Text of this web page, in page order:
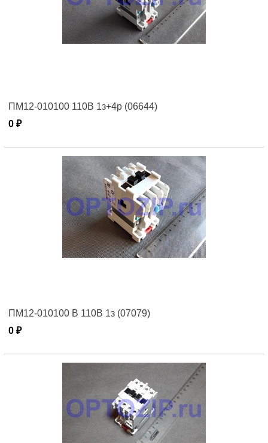
ПМ12-010100 110В 1з+4р (06644)
0 ₽
ПМ12-010100 В 110В 1з (07079)
0 ₽